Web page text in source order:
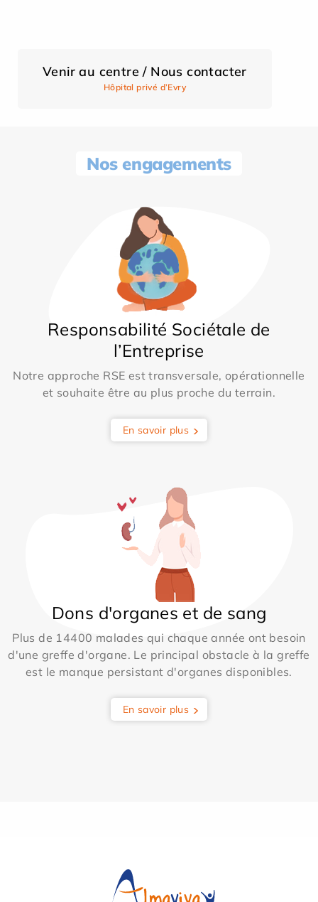
Venir au centre / Nous contacter
Hôpital privé d’Evry
Nos engagements
Responsabilité Sociétale de
l’Entreprise
Notre approche RSE est transversale, opérationnelle
et souhaite être au plus proche du terrain.
En savoir plus
Dons d'organes et de sang
Plus de 14400 malades qui chaque année ont besoin
d'une greffe d'organe. Le principal obstacle à la greffe
est le manque persistant d'organes disponibles.
En savoir plus